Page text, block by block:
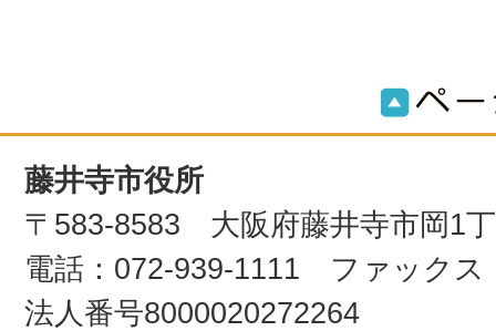
藤井寺市役所
〒583-8583 大阪府藤井寺市岡1
電話：072-939-1111 ファックス
法人番号8000020272264